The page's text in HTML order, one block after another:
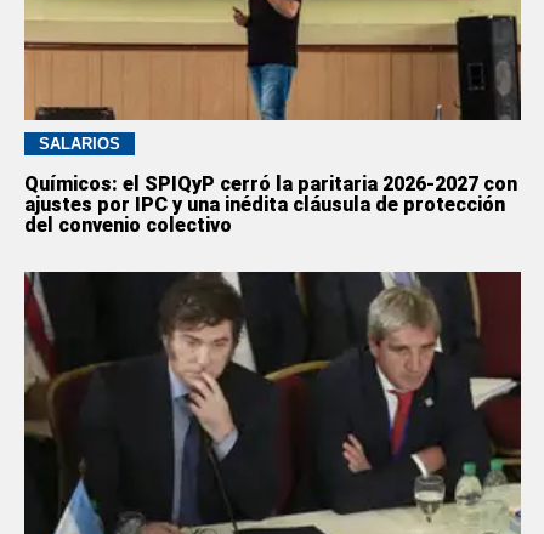
SALARIOS
Químicos: el SPIQyP cerró la paritaria 2026-2027 con
ajustes por IPC y una inédita cláusula de protección
del convenio colectivo